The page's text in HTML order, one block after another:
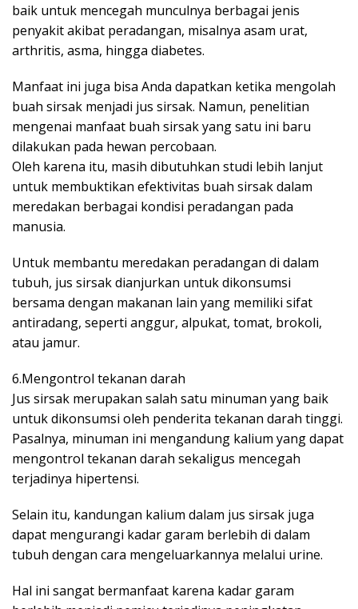
baik untuk mencegah munculnya berbagai jenis
penyakit akibat peradangan, misalnya asam urat,
arthritis, asma, hingga diabetes.
Manfaat ini juga bisa Anda dapatkan ketika mengolah
buah sirsak menjadi jus sirsak. Namun, penelitian
mengenai manfaat buah sirsak yang satu ini baru
dilakukan pada hewan percobaan.
Oleh karena itu, masih dibutuhkan studi lebih lanjut
untuk membuktikan efektivitas buah sirsak dalam
meredakan berbagai kondisi peradangan pada
manusia.
Untuk membantu meredakan peradangan di dalam
tubuh, jus sirsak dianjurkan untuk dikonsumsi
bersama dengan makanan lain yang memiliki sifat
antiradang, seperti anggur, alpukat, tomat, brokoli,
atau jamur.
6.Mengontrol tekanan darah
Jus sirsak merupakan salah satu minuman yang baik
untuk dikonsumsi oleh penderita tekanan darah tinggi.
Pasalnya, minuman ini mengandung kalium yang dapat
mengontrol tekanan darah sekaligus mencegah
terjadinya hipertensi.
Selain itu, kandungan kalium dalam jus sirsak juga
dapat mengurangi kadar garam berlebih di dalam
tubuh dengan cara mengeluarkannya melalui urine.
Hal ini sangat bermanfaat karena kadar garam